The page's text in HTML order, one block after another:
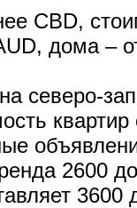
CBD,
дома –
северо-
2600